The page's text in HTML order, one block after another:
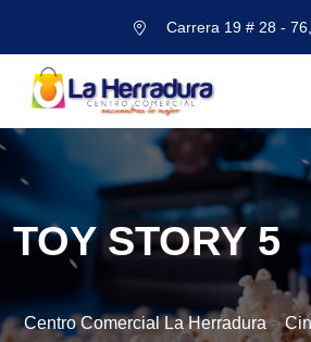
Carrera 19 # 28 -
TOY STORY 5
Centro Comercial La Herradura>